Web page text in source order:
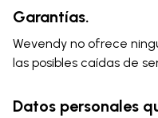
Garantías.
Wevendy no ofrece
las posibles caídas de
Datos personales